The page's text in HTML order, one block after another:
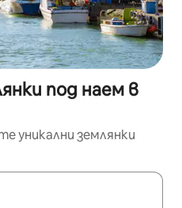
под наем в
уникални землянки
използвайте